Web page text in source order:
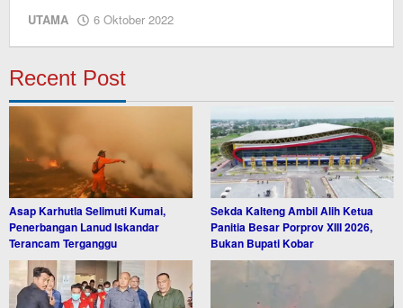
UTAMA 6 Oktober 2022
Recent Post
Asap Karhutla Selimuti Kumai,
Penerbangan Lanud Iskandar
Terancam Terganggu
Sekda Kalteng Ambil Alih Ketua
Panitia Besar Porprov XIII 2026,
Bukan Bupati Kobar